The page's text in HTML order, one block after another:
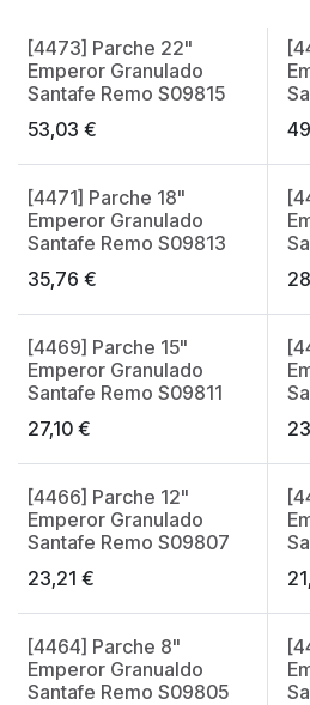
[4473] Parche 22"
Emperor Granulado
Santafe Remo S09815
53,03 €
[4471] Parche 18"
Emperor Granulado
Santafe Remo S09813
35,76 €
[4469] Parche 15"
Emperor Granulado
Santafe Remo S09811
27,10 €
[4466] Parche 12"
Emperor Granulado
Santafe Remo S09807
23,21 €
[4464] Parche 8"
Emperor Granualdo
Santafe Remo S09805